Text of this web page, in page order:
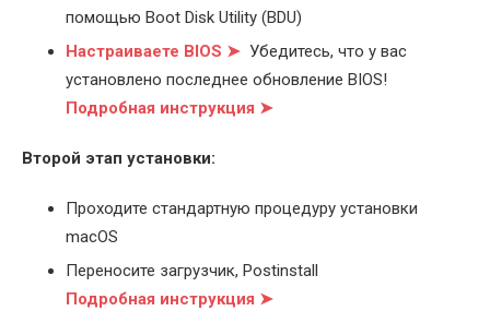
помощью Boot Disk Utility (BDU)
Настраиваете BIOS ➤ Убедитесь, что у вас
установлено последнее обновление BIOS!
Подробная инструкция ➤
Второй этап установки:
Проходите стандартную процедуру установки
macOS
Переносите загрузчик, Postinstall
Подробная инструкция ➤